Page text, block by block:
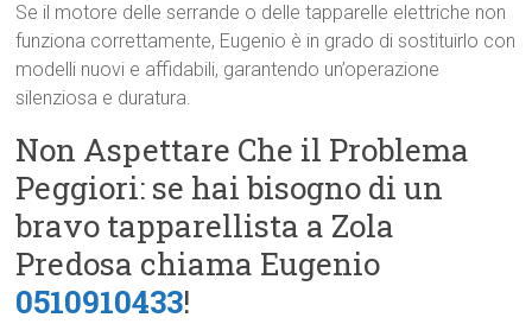
Se il motore delle serrande o delle tapparelle elettriche non
funziona correttamente, Eugenio è in grado di sostituirlo con
modelli nuovi e affidabili, garantendo un’operazione
silenziosa e duratura.
Non Aspettare Che il Problema
Peggiori: se hai bisogno di un
bravo tapparellista a Zola
Predosa chiama Eugenio
0510910433!